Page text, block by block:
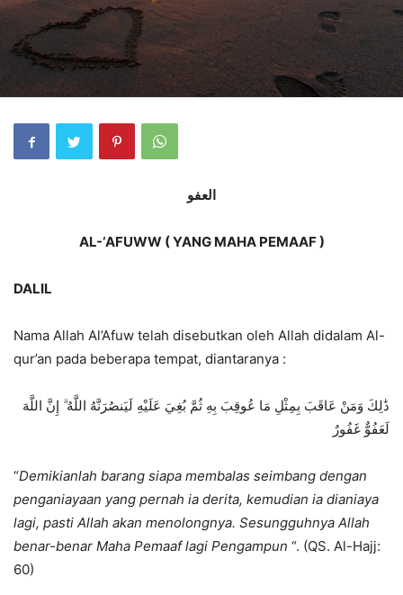
العفو
AL-‘AFUWW ( YANG MAHA PEMAAF )
DALIL
Nama Allah Al’Afuw telah disebutkan oleh Allah didalam Al-
qur’an pada beberapa tempat, diantaranya :
ذَٰلِكَ وَمَنْ عَاقَبَ بِمِثْلِ مَا عُوقِبَ بِهِ ثُمَّ بُغِيَ عَلَيْهِ لَيَنصُرَنَّهُ اللَّهُ ۗ إِنَّ اللَّهَ
لَعَفُوٌّ غَفُورٌ
“Demikianlah barang siapa membalas seimbang dengan
penganiayaan yang pernah ia derita, kemudian ia dianiaya
lagi, pasti Allah akan menolongnya. Sesungguhnya Allah
benar-benar Maha Pemaaf lagi Pengampun “. (QS. Al-Hajj:
60)